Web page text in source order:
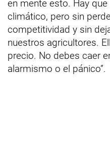
en mente esto. Hay
climático, pero sin
competitividad y sin
nuestros agricultores.
precio. No debes caer
alarmismo o el pánico”.